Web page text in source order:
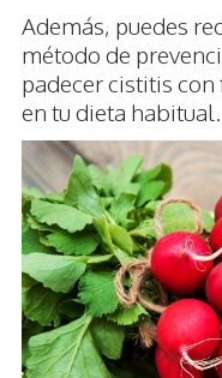
Además, puedes
método de
padecer cistitis
en tu dieta habitual.